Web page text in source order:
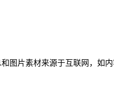
图片素材来源于互联网，如